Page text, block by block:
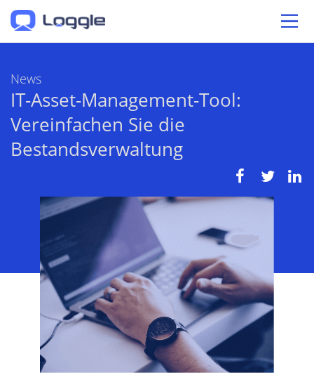
News
IT-Asset-Management-Tool:
Vereinfachen Sie die
Bestandsverwaltung